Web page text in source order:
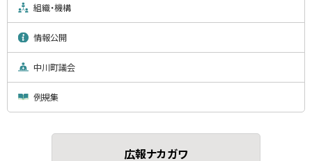
組織・機構
情報公開
中川町議会
例規集
広報ナカガワ